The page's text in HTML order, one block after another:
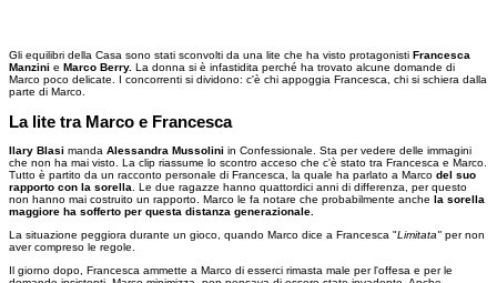
Gli equilibri della Casa sono stati sconvolti da una lite che ha visto protagonisti Francesca
Manzini e Marco Berry. La donna si è infastidita perché ha trovato alcune domande di
Marco poco delicate. I concorrenti si dividono: c'è chi appoggia Francesca, chi si schiera dalla
parte di Marco.
La lite tra Marco e Francesca
Ilary Blasi manda Alessandra Mussolini in Confessionale. Sta per vedere delle immagini
che non ha mai visto. La clip riassume lo scontro acceso che c'è stato tra Francesca e Marco.
Tutto è partito da un racconto personale di Francesca, la quale ha parlato a Marco del suo
rapporto con la sorella . Le due ragazze hanno quattordici anni di differenza, per questo
non hanno mai costruito un rapporto. Marco le fa notare che probabilmente anche la sorella
maggiore ha sofferto per questa distanza generazionale.
La situazione peggiora durante un gioco, quando Marco dice a Francesca "Limitata" per non
aver compreso le regole.
Il giorno dopo, Francesca ammette a Marco di esserci rimasta male per l'offesa e per le